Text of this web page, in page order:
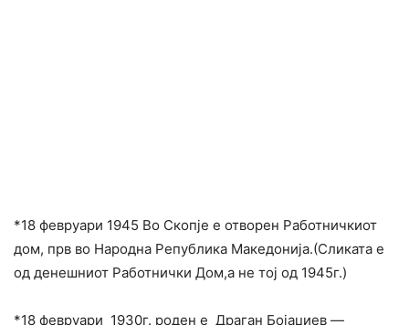
*18 февруари 1945 Во Скопје е отворен Работничкиот
дом, прв во Народна Република Македонија.(Сликата е
од денешниот Работнички Дом,а не тој од 1945г.)
*18 февруари 1930г. роден е Драган Бојаџиев —